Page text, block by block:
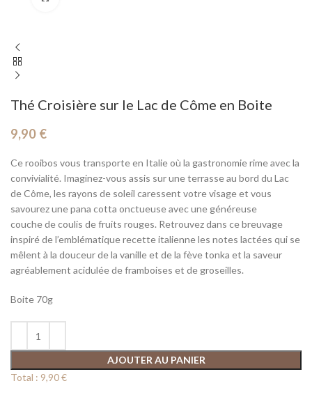
Thé Croisière sur le Lac de Côme en Boite
9,90 €
Ce rooibos vous transporte en Italie où la gastronomie rime avec la
convivialité. Imaginez-vous assis sur une terrasse au bord du Lac
de Côme, les rayons de soleil caressent votre visage et vous
savourez une pana cotta onctueuse avec une généreuse
couche de coulis de fruits rouges. Retrouvez dans ce breuvage
inspiré de l’emblématique recette italienne les notes lactées qui se
mêlent à la douceur de la vanille et de la fève tonka et la saveur
agréablement acidulée de framboises et de groseilles.
Boite 70g
AJOUTER AU PANIER
Total : 9,90 €